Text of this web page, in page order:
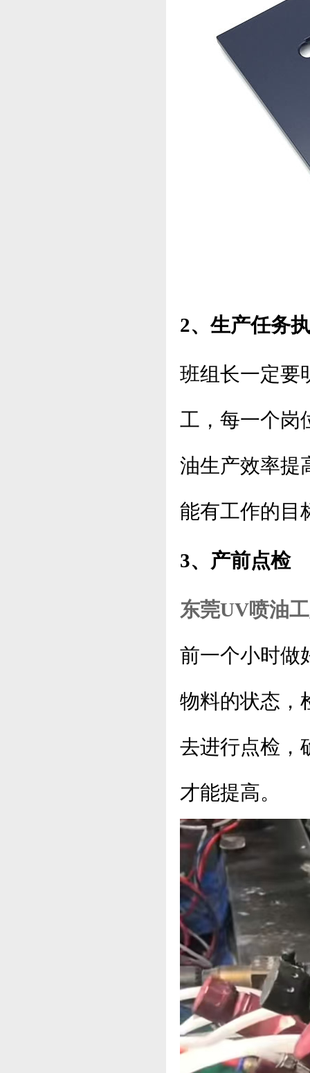
2、生产任务
班组长一定要
工，每一个岗
油生产效率提
能有工作的目
3、产前点检
东莞UV喷油
前一个小时做
物料的状态，
去进行点检，
才能提高。